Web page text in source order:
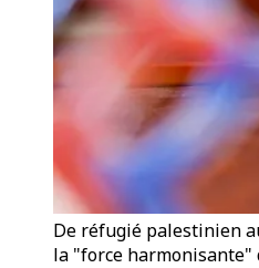
De réfugié palestinien
la "force harmonisante"